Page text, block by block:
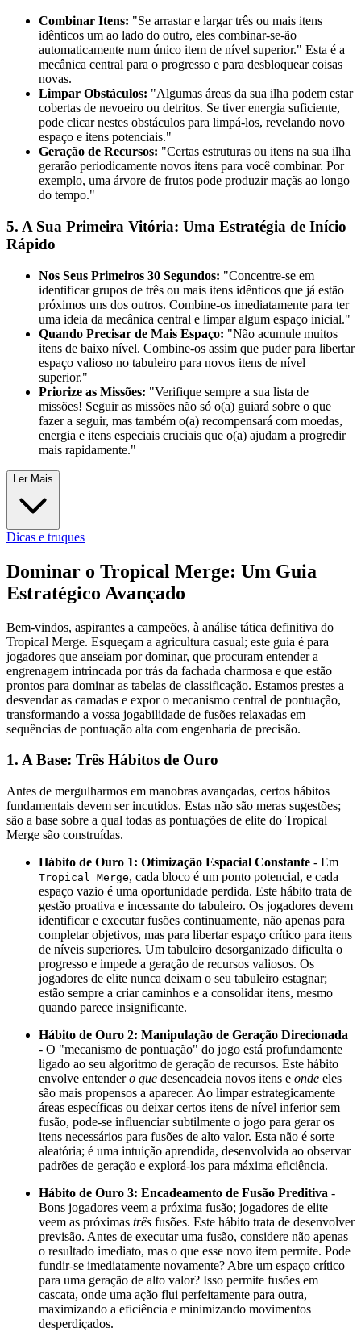
Combinar Itens: "Se arrastar e largar três ou mais itens
idênticos um ao lado do outro, eles combinar-se-ão
automaticamente num único item de nível superior." Esta é a
mecânica central para o progresso e para desbloquear coisas
novas.
Limpar Obstáculos: "Algumas áreas da sua ilha podem estar
cobertas de nevoeiro ou detritos. Se tiver energia suficiente,
pode clicar nestes obstáculos para limpá-los, revelando novo
espaço e itens potenciais."
Geração de Recursos: "Certas estruturas ou itens na sua ilha
gerarão periodicamente novos itens para você combinar. Por
exemplo, uma árvore de frutos pode produzir maçãs ao longo
do tempo."
5. A Sua Primeira Vitória: Uma Estratégia de Início
Rápido
Nos Seus Primeiros 30 Segundos: "Concentre-se em
identificar grupos de três ou mais itens idênticos que já estão
próximos uns dos outros. Combine-os imediatamente para ter
uma ideia da mecânica central e limpar algum espaço inicial."
Quando Precisar de Mais Espaço: "Não acumule muitos
itens de baixo nível. Combine-os assim que puder para libertar
espaço valioso no tabuleiro para novos itens de nível
superior."
Priorize as Missões: "Verifique sempre a sua lista de
missões! Seguir as missões não só o(a) guiará sobre o que
fazer a seguir, mas também o(a) recompensará com moedas,
energia e itens especiais cruciais que o(a) ajudam a progredir
mais rapidamente."
Ler Mais
Dicas e truques
Dominar o Tropical Merge: Um Guia
Estratégico Avançado
Bem-vindos, aspirantes a campeões, à análise tática definitiva do
Tropical Merge. Esqueçam a agricultura casual; este guia é para
jogadores que anseiam por dominar, que procuram entender a
engrenagem intrincada por trás da fachada charmosa e que estão
prontos para dominar as tabelas de classificação. Estamos prestes a
desvendar as camadas e expor o mecanismo central de pontuação,
transformando a vossa jogabilidade de fusões relaxadas em
sequências de pontuação alta com engenharia de precisão.
1. A Base: Três Hábitos de Ouro
Antes de mergulharmos em manobras avançadas, certos hábitos
fundamentais devem ser incutidos. Estas não são meras sugestões;
são a base sobre a qual todas as pontuações de elite do Tropical
Merge são construídas.
Hábito de Ouro 1: Otimização Espacial Constante - Em
Tropical Merge, cada bloco é um ponto potencial, e cada
espaço vazio é uma oportunidade perdida. Este hábito trata de
gestão proativa e incessante do tabuleiro. Os jogadores devem
identificar e executar fusões continuamente, não apenas para
completar objetivos, mas para libertar espaço crítico para itens
de níveis superiores. Um tabuleiro desorganizado dificulta o
progresso e impede a geração de recursos valiosos. Os
jogadores de elite nunca deixam o seu tabuleiro estagnar;
estão sempre a criar caminhos e a consolidar itens, mesmo
quando parece insignificante.
Hábito de Ouro 2: Manipulação de Geração Direcionada
- O "mecanismo de pontuação" do jogo está profundamente
ligado ao seu algoritmo de geração de recursos. Este hábito
envolve entendero que desencadeia novos itens e onde eles
são mais propensos a aparecer. Ao limpar estrategicamente
áreas específicas ou deixar certos itens de nível inferior sem
fusão, pode-se influenciar subtilmente o jogo para gerar os
itens necessários para fusões de alto valor. Esta não é sorte
aleatória; é uma intuição aprendida, desenvolvida ao observar
padrões de geração e explorá-los para máxima eficiência.
Hábito de Ouro 3: Encadeamento de Fusão Preditiva -
Bons jogadores veem a próxima fusão; jogadores de elite
veem as próximas três fusões. Este hábito trata de desenvolver
previsão. Antes de executar uma fusão, considere não apenas
o resultado imediato, mas o que esse novo item permite. Pode
fundir-se imediatamente novamente? Abre um espaço crítico
para uma geração de alto valor? Isso permite fusões em
cascata, onde uma ação flui perfeitamente para outra,
maximizando a eficiência e minimizando movimentos
desperdiçados.